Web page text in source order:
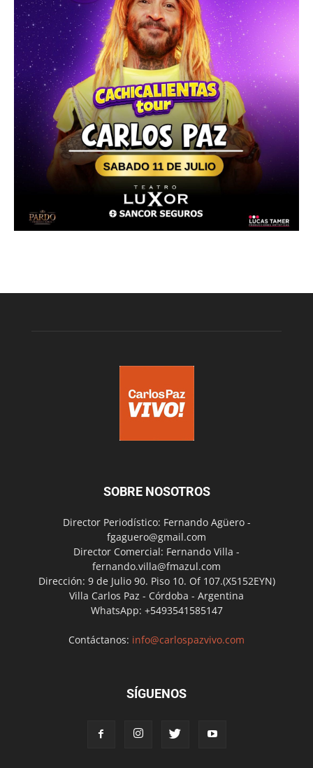
SOBRE NOSOTROS
Director Periodístico: Fernando Agüero -
fgaguero@gmail.com
Director Comercial: Fernando Villa -
fernando.villa@fmazul.com
Dirección: 9 de Julio 90. Piso 10. Of 107.(X5152EYN)
Villa Carlos Paz - Córdoba - Argentina
WhatsApp: +5493541585147
Contáctanos: info@carlospazvivo.com
SÍGUENOS